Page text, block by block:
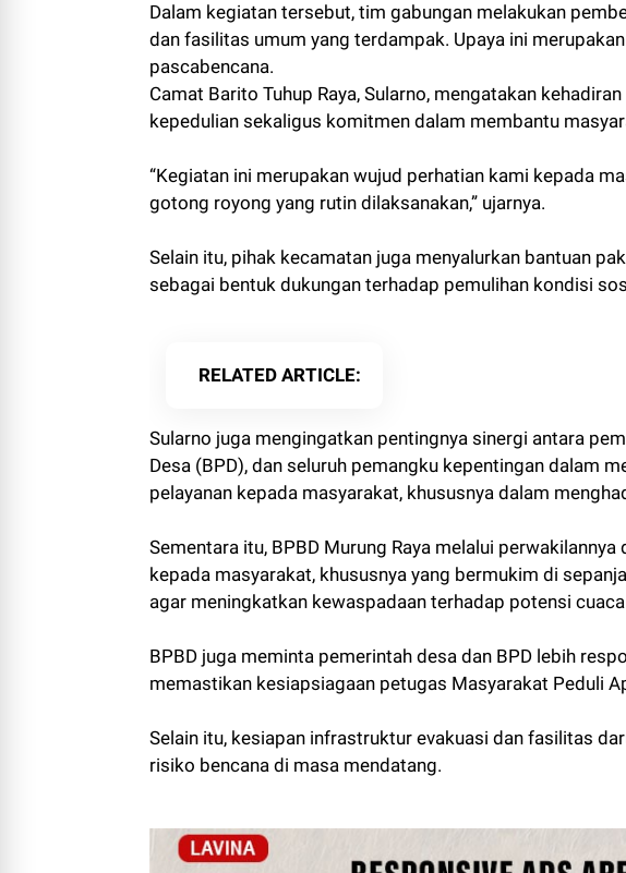
Dalam kegiatan tersebut, tim gabungan melakukan
dan fasilitas umum yang terdampak. Upaya ini
pascabencana.
Camat Barito Tuhup Raya, Sularno, mengatakan
kepedulian sekaligus komitmen dalam membantu
“Kegiatan ini merupakan wujud perhatian kami kepada
gotong royong yang rutin dilaksanakan,” ujarnya.
Selain itu, pihak kecamatan juga menyalurkan bantuan
sebagai bentuk dukungan terhadap pemulihan kondisi
RELATED ARTICLE
Sularno juga mengingatkan pentingnya sinergi antara
Desa (BPD), dan seluruh pemangku kepentingan dalam
pelayanan kepada masyarakat, khususnya dalam
Sementara itu, BPBD Murung Raya melalui
kepada masyarakat, khususnya yang bermukim di
agar meningkatkan kewaspadaan terhadap potensi
BPBD juga meminta pemerintah desa dan BPD lebih
memastikan kesiapsiagaan petugas Masyarakat Peduli
Selain itu, kesiapan infrastruktur evakuasi dan fasilitas
risiko bencana di masa mendatang.